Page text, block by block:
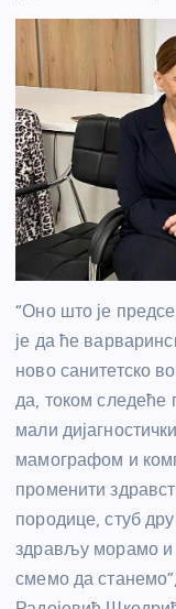
“Оно што је
је да ће
ново санитетско
да, током следеће
мали
мамографом и
променити
породице, стуб
здрављу морамо и
смемо да